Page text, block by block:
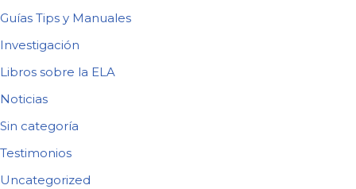
Guías Tips y Manuales
Investigación
Libros sobre la ELA
Noticias
Sin categoría
Testimonios
Uncategorized